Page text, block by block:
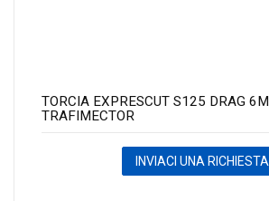
TORCIA EXPRESCUT S125 DRAG 6M
TRAFIMECTOR
INVIACI UNA RICHIESTA